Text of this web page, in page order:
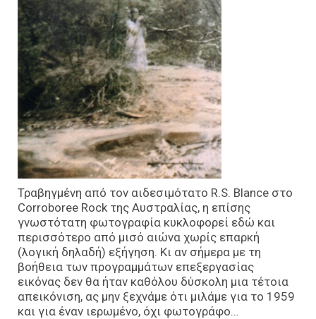
Τραβηγμένη από τον αιδεσιμότατο R.S. Blance στο
Corroboree Rock της Αυστραλίας, η επίσης
γνωστότατη φωτογραφία κυκλοφορεί εδώ και
περισσότερο από μισό αιώνα χωρίς επαρκή
(λογική δηλαδή) εξήγηση. Κι αν σήμερα με τη
βοήθεια των προγραμμάτων επεξεργασίας
εικόνας δεν θα ήταν καθόλου δύσκολη μια τέτοια
απεικόνιση, ας μην ξεχνάμε ότι μιλάμε για το 1959
και για έναν ιερωμένο, όχι φωτογράφο…